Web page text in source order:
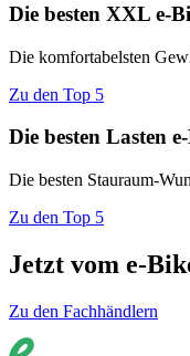
Die besten XXL e-
Die komfortabelsten
Zu den Top 5
Die besten Lasten
Die besten Stauraum-
Zu den Top 5
Jetzt vom e-
Zu den Fachhändlern